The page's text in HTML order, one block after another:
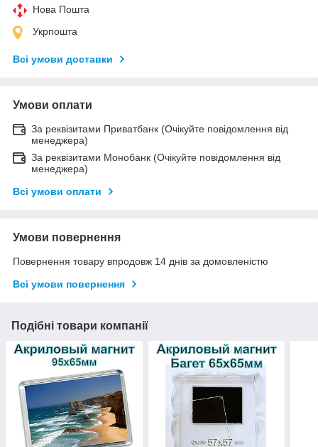
Нова Пошта
Укрпошта
Всі умови доставки
Умови оплати
За реквізитами Приватбанк (Очікуйте повідомлення від
менеджера)
За реквізитами Монобанк (Очікуйте повідомлення від
менеджера)
Всі умови оплати
Умови повернення
Повернення товару впродовж 14 днів за домовленістю
Всі умови повернення
Подібні товари компанії